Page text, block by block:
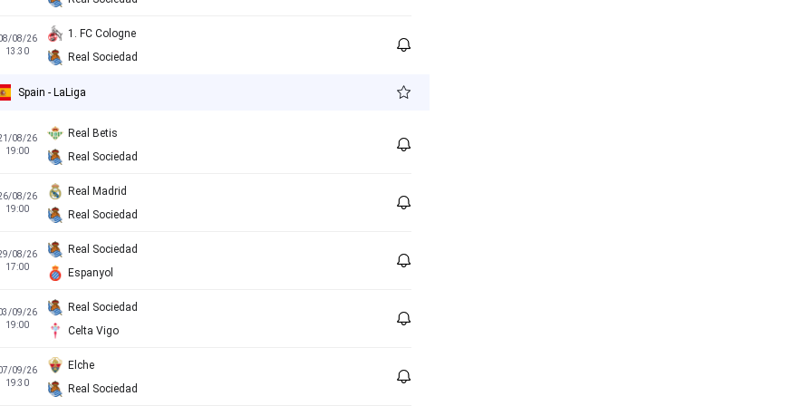
08/26
13:30
1. FC Cologne
Real Sociedad
Spain - LaLiga
08/26
19:00
Real Betis
Real Sociedad
08/26
19:00
Real Madrid
Real Sociedad
08/26
17:00
Real Sociedad
Espanyol
09/26
19:00
Real Sociedad
Celta Vigo
09/26
19:30
Elche
Real Sociedad